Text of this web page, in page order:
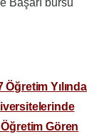
Başarı bursu
Öğretim Yılında
Gören